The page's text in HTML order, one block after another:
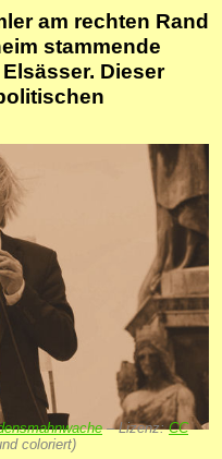
am rechten Rand
stammende
Dieser
– Lizenz:CC
coloriert)